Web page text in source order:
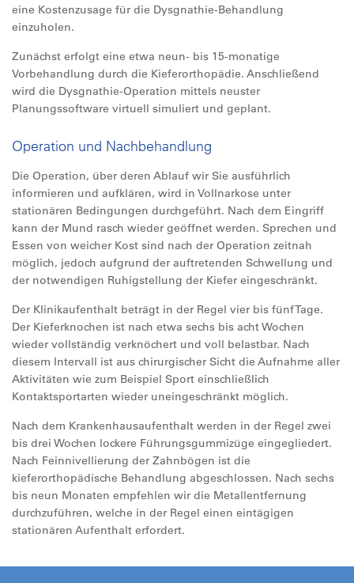
eine Kostenzusage für die Dysgnathie-Behandlung
einzuholen.
Zunächst erfolgt eine etwa neun- bis 15-monatige
Vorbehandlung durch die Kieferorthopädie. Anschließend
wird die Dysgnathie-Operation mittels neuster
Planungssoftware virtuell simuliert und geplant.
Operation und Nachbehandlung
Die Operation, über deren Ablauf wir Sie ausführlich
informieren und aufklären, wird in Vollnarkose unter
stationären Bedingungen durchgeführt. Nach dem Eingriff
kann der Mund rasch wieder geöffnet werden. Sprechen und
Essen von weicher Kost sind nach der Operation zeitnah
möglich, jedoch aufgrund der auftretenden Schwellung und
der notwendigen Ruhigstellung der Kiefer eingeschränkt.
Der Klinikaufenthalt beträgt in der Regel vier bis fünf Tage.
Der Kieferknochen ist nach etwa sechs bis acht Wochen
wieder vollständig verknöchert und voll belastbar. Nach
diesem Intervall ist aus chirurgischer Sicht die Aufnahme aller
Aktivitäten wie zum Beispiel Sport einschließlich
Kontaktsportarten wieder uneingeschränkt möglich.
Nach dem Krankenhausaufenthalt werden in der Regel zwei
bis drei Wochen lockere Führungsgummizüge eingegliedert.
Nach Feinnivellierung der Zahnbögen ist die
kieferorthopädische Behandlung abgeschlossen. Nach sechs
bis neun Monaten empfehlen wir die Metallentfernung
durchzuführen, welche in der Regel einen eintägigen
stationären Aufenthalt erfordert.